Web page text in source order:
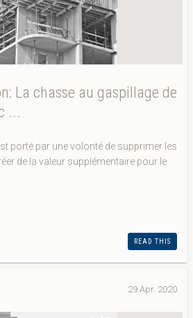
La chasse au gaspillage de
...
porté par une volonté de supprimer les
de la valeur supplémentaire pour le
READ THIS
29 Apr. 2020